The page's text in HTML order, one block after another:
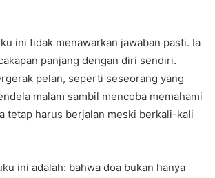
ini tidak menawarkan jawaban pasti. Ia
panjang dengan diri sendiri.
pelan, seperti seseorang yang
malam sambil mencoba memahami
tetap harus berjalan meski berkali-kali
ini adalah: bahwa doa bukan hanya